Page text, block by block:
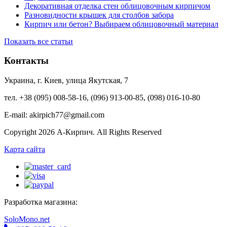
Декоративная отделка стен облицовочным кирпичом
Разновидности крышек для столбов забора
Кирпич или бетон? Выбираем облицовочный материал
Показать все статьи
Контакты
Украина, г. Киев, улица Якутская, 7
тел. +38 (095) 008-58-16, (096) 913-00-85, (098) 016-10-80
E-mail: akirpich77@gmail.com
Copyright 2026 А-Кирпич. All Rights Reserved
Карта сайта
Разработка магазина:
SoloMono.net